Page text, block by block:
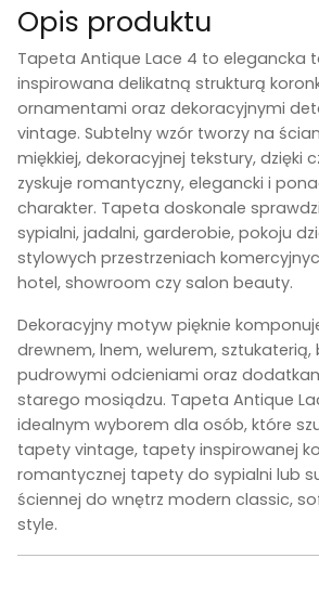
Opis produktu
Tapeta Antique Lace 4 to elegancka
inspirowana delikatną strukturą
ornamentami oraz dekoracyjnymi
vintage. Subtelny wzór tworzy na
miękkiej, dekoracyjnej tekstury, dzięki
zyskuje romantyczny, elegancki i
charakter. Tapeta doskonale
sypialni, jadalni, garderobie, pokoju
stylowych przestrzeniach
hotel, showroom czy salon beauty.
Dekoracyjny motyw pięknie
drewnem, lnem, welurem, sztukaterią,
pudrowymi odcieniami oraz
starego mosiądzu. Tapeta Antique
idealnym wyborem dla osób, które
tapety vintage, tapety inspirowanej
romantycznej tapety do sypialni lub
ściennej do wnętrz modern classic,
style.